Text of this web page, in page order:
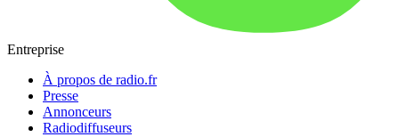
Entreprise
À propos de radio.fr
Presse
Annonceurs
Radiodiffuseurs